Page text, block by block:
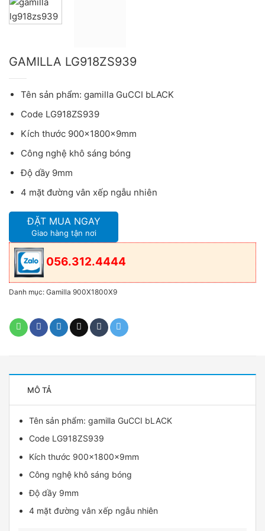
GAMILLA LG918ZS939
Tên sản phẩm: gamillaGuCCI bLACK
Code LG918ZS939
Kích thước 900x1800x9mm
Công nghệ khô sáng bóng
Độ dầy 9mm
4 mặt đường vân xếp ngẫu nhiên
ĐẶT MUA NGAY
Giao hàng tận nơi
056.312.4444
Danh mục: Gamilla 900X1800X9
MÔ TẢ
Tên sản phẩm:gamilla GuCCI bLACK
Code LG918ZS939
Kích thước 900x1800x9mm
Công nghệ khô sáng bóng
Độ dầy 9mm
4 mặt đường vân xếp ngẫu nhiên